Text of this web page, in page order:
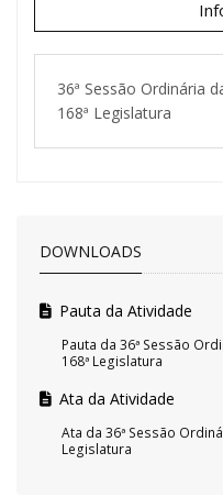
36ª Sessão Ordinária
168ª Legislatura
DOWNLOADS
Pauta da Atividade
Pauta da 36ª Sessão
168ª Legislatura
Ata da Atividade
Ata da 36ª Sessão
Legislatura